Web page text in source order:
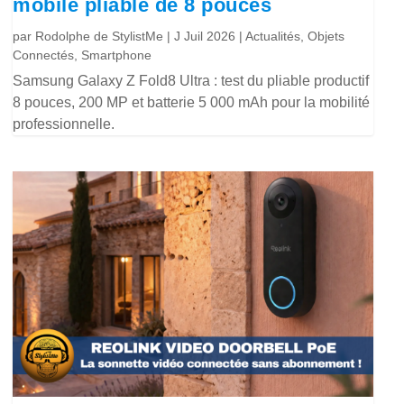
mobile pliable de 8 pouces
par Rodolphe de StylistMe |J Juil 2026 |Actualités ,Objets
Connectés Smartphone
Samsung Galaxy Z Fold8 Ultra : test du pliable productif
8 pouces, 200 MP et batterie 5 000 mAh pour la mobilité
professionnelle.